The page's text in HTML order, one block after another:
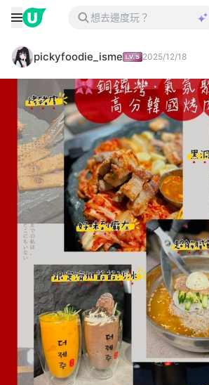
pickyfoodie_isme 2025/12/18